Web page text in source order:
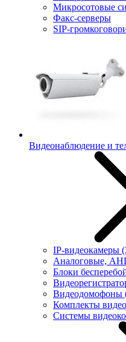
Микросотовые
Факс-серверы
SIP-
Видеонаблюдение и
IP-видеокамеры
Аналоговые,
Блоки
Видеодомофоны
Комплекты
Системы